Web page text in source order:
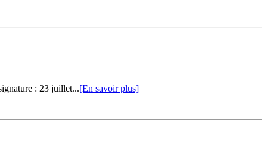
: 23 juillet...[En savoir plus]